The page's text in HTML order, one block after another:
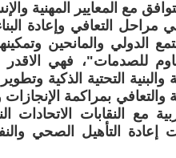
مع المعايير المهنية
مراحل التعافي وإعادة
الدولي والمانحين
للصدمات"، فهي
التحتية الذكية
بمراكمة الإنجازات
مع النقابات
إعادة التأهيل الصحي